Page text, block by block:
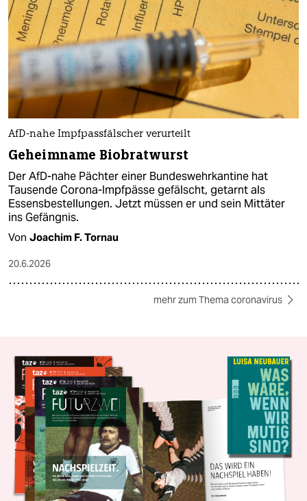
AfD-nahe Impfpassfälscher verurteilt
Geheimname Biobratwurst
Der AfD-nahe Pächter einer Bundeswehrkantine hat
Tausende Corona-Impfpässe gefälscht, getarnt als
Essensbestellungen. Jetzt müssen er und sein Mittäter
ins Gefängnis.
Von Joachim F. Tornau
20.6.2026
mehr zum Thema coronavirus